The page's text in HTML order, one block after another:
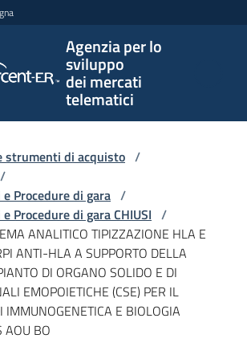
Agenzia per lo
sviluppo
dei mercati
telematici
per lo
sviluppo
telematici
strumenti di acquisto /
/
Procedure di gara /
Procedure di gara CHIUSI /
ANALITICO TIPIZZAZIONE HLA E
ANTI-HLA A SUPPORTO DELLA
DI ORGANO SOLIDO E DI
EMOPOIETICHE (CSE) PER IL
IMMUNOGENETICA E BIOLOGIA
AOU BO